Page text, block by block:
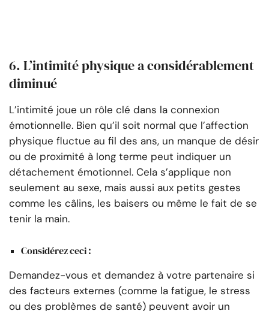
6. L’intimité physique a considérablement
diminué
L’intimité joue un rôle clé dans la connexion
émotionnelle. Bien qu’il soit normal que l’affection
physique fluctue au fil des ans, un manque de désir
ou de proximité à long terme peut indiquer un
détachement émotionnel. Cela s’applique non
seulement au sexe, mais aussi aux petits gestes
comme les câlins, les baisers ou même le fait de se
tenir la main.
Considérez ceci :
Demandez-vous et demandez à votre partenaire si
des facteurs externes (comme la fatigue, le stress
ou des problèmes de santé) peuvent avoir un